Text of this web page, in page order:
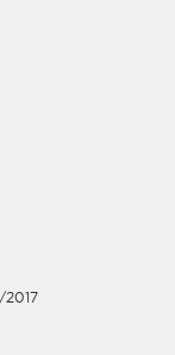
servizi
per
siti web.
aree
sui
invece
da
del
2017